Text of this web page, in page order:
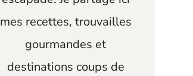
mes recettes, trouvailles
gourmandes et
destinations coups de